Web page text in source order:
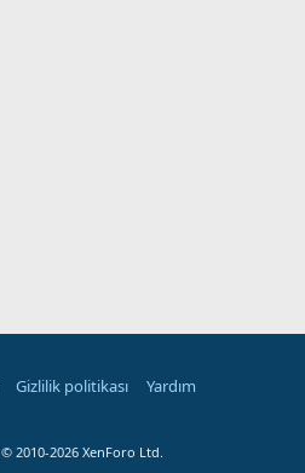
Gizlilik politikası
Yardım
© 2010-2026 XenForo Ltd.